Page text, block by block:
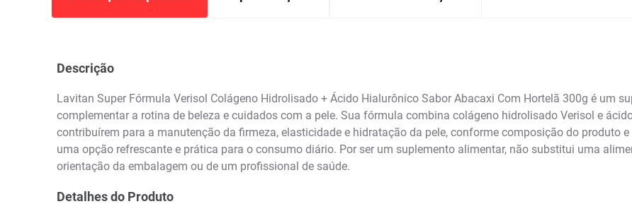
Descrição
Lavitan Super Fórmula Verisol Colágeno Hidrolisado + Ácido Hialurônico Sabor Abacaxi Com Hortelã 300g é um
complementar a rotina de beleza e cuidados com a pele. Sua fórmula combina colágeno hidrolisado Verisol e
contribuírem para a manutenção da firmeza, elasticidade e hidratação da pele, conforme composição do produto
uma opção refrescante e prática para o consumo diário. Por ser um suplemento alimentar, não substitui uma
orientação da embalagem ou de um profissional de saúde.
Detalhes do Produto